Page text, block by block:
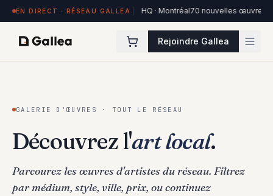
EN DIRECT · RÉSEAU GALLEA
84 œuvres exposées à Hôtel de l'ITHQ · Montréal70 nouvelles œuvres
Rejoindre Gallea
GALERIE D'ŒUVRES · TOUT LE RÉSEAU
Découvrez l'art local.
Parcourez les œuvres d'artistes du réseau. Filtrez
par médium, style, ville, prix, ou continuez